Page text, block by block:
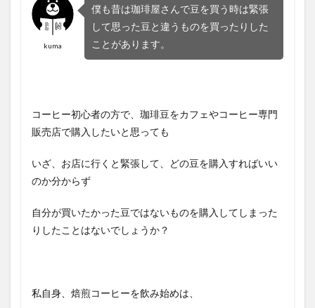
kuma
僕も昔は珈琲屋さんで豆を買う時は緊張
して思った豆と違うものを買ったりした
ことがあります。
コーヒー初心者の方で、珈琲豆をカフェやコーヒー専門
販売店で購入したいと思っても
いざ、お店に行くと緊張して、どの豆を購入すればいい
のか分からず
自分が買いたかった豆ではないものを購入してしまった
りしたことはないでしょうか？
私自身、焙煎コーヒーを飲み始めは、